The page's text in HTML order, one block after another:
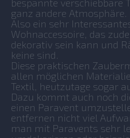
bespannte verschiebbare
ganz andere Atmosphäre.
Also ein sehr
Wohnaccessoire, das
dekorativ sein kann und
keine sind.
Diese praktischen
allen möglichen
Textil, heutzutage sogar
Dazu kommt auch noch
einen Paravent
entfernen nicht viel
man mit Paravents sehr